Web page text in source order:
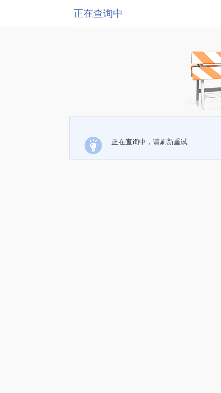
正在查询中
正在查询中，请刷新重试